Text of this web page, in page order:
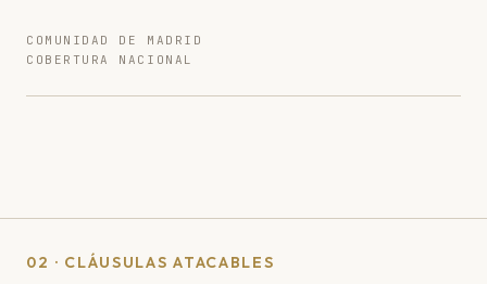
COMUNIDAD DE MADRID
COBERTURA NACIONAL
02 · CLÁUSULAS ATACABLES